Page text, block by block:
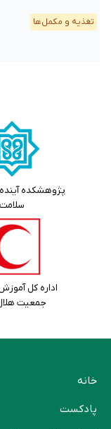
تغذیه و مکمل‌ها
پژوهشکده
سلامت
اداره کل
جمعیت
خانه
پادکست